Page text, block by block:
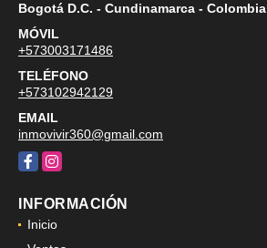
Bogotá D.C. - Cundinamarca - Colombia
MÓVIL
+573003171486
TELÉFONO
+573102942129
EMAIL
inmovivir360@gmail.com
FacebookInstagram
INFORMACIÓN
Inicio